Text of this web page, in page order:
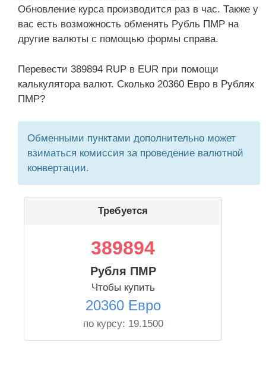
Обновление курса производится раз в час. Также у
вас есть возможность обменять Рубль ПМР на
другие валюты с помощью формы справа.
Перевести 389894 RUP в EUR при помощи
калькулятора валют. Сколько 20360 Евро в Рублях
ПМР?
Обменными пунктами дополнительно может
взиматься комиссия за проведение валютной
конвертации.
Требуется
389894
Рубля ПМР
Чтобы купить
20360 Евро
по курсу: 19.1500